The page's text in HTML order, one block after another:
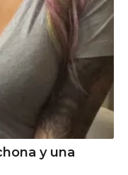
y una